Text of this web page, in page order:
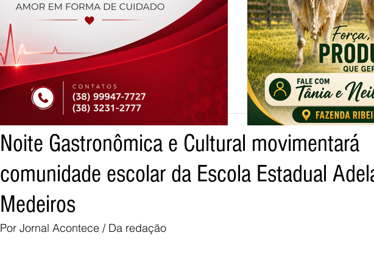
Noite Gastronômica e Cultural movimentará
comunidade escolar da Escola Estadual
Medeiros
Por Jornal Acontece / Da redação